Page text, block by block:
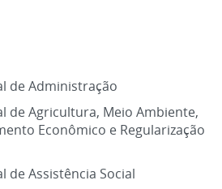
de Administração
de Agricultura, Meio Ambiente,
Econômico e Regularização
de Assistência Social